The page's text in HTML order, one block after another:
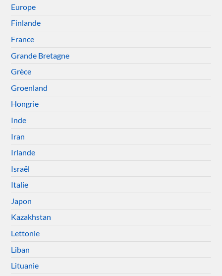
Europe
Finlande
France
Grande Bretagne
Grèce
Groenland
Hongrie
Inde
Iran
Irlande
Israël
Italie
Japon
Kazakhstan
Lettonie
Liban
Lituanie